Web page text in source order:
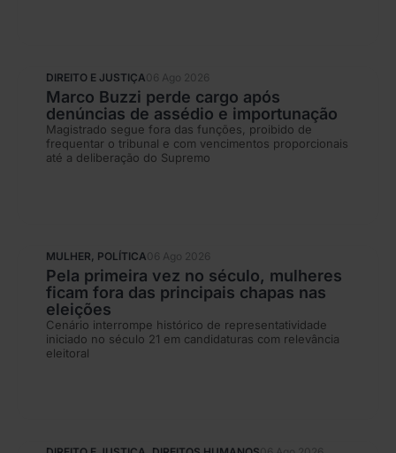
DIREITO E JUSTIÇA06 Ago 2026
Marco Buzzi perde cargo após
denúncias de assédio e importunação
Magistrado segue fora das funções, proibido de
frequentar o tribunal e com vencimentos proporcionais
até a deliberação do Supremo
MULHER, POLÍTICA06 Ago 2026
Pela primeira vez no século, mulheres
ficam fora das principais chapas nas
eleições
Cenário interrompe histórico de representatividade
iniciado no século 21 em candidaturas com relevância
eleitoral